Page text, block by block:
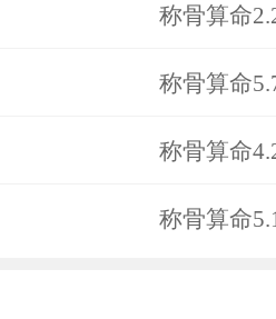
称骨算命
称骨算命
称骨算命
称骨算命